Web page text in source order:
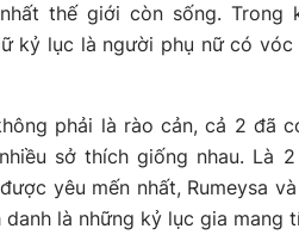
thế giới còn sống. Trong
kỷ lục là người phụ nữ có vóc
phải là rào cản, cả 2 đã
sở thích giống nhau. Là
yêu mến nhất, Rumeysa
là những kỷ lục gia mang